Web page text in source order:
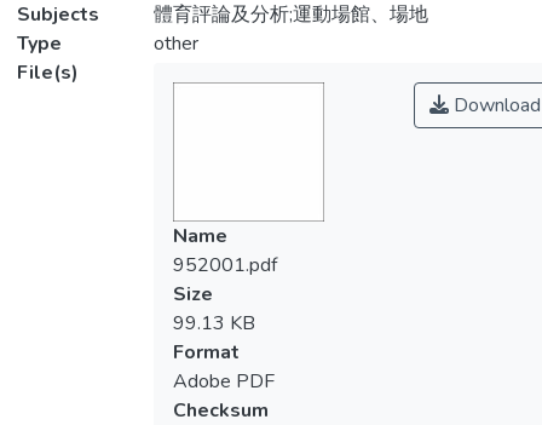
Subjects
體育評論及分析;運動場館、場地
Type
other
File(s)
Download
Name
952001.pdf
Size
99.13 KB
Format
Adobe PDF
Checksum